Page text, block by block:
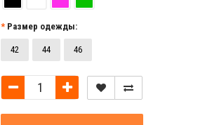
Размер одежды:
42 44 46